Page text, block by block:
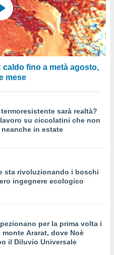
caldo fino a metà agosto,
mese
sarà realtà?
su ciccolatini che non
in estate
sta rivoluzionando i boschi
ingegnere ecologico
per la prima volta i
Ararat, dove Noè
il Diluvio Universale